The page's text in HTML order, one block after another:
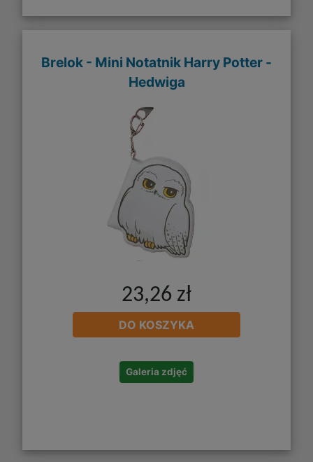
Brelok - Mini Notatnik Harry Potter -
Hedwiga
23,26 zł
DO KOSZYKA
Galeria zdjęć